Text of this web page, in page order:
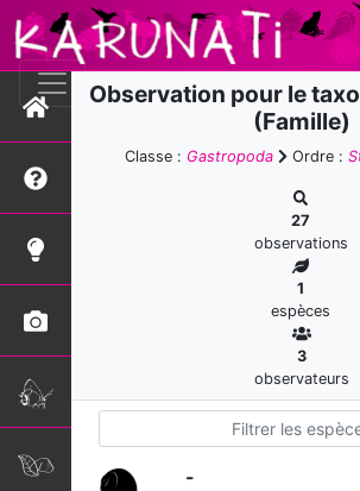
Observation pour le
(Famille)
Classe : Gastropoda Ordre :
27
observations
1
espèces
3
observateurs
-